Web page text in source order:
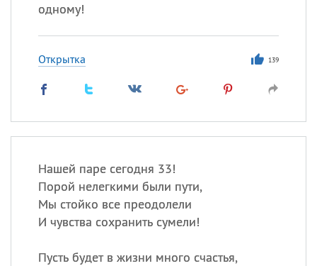
одному!
Открытка 139
Нашей паре сегодня 33!
Порой нелегкими были пути,
Мы стойко все преодолели
И чувства сохранить сумели!
Пусть будет в жизни много счастья,